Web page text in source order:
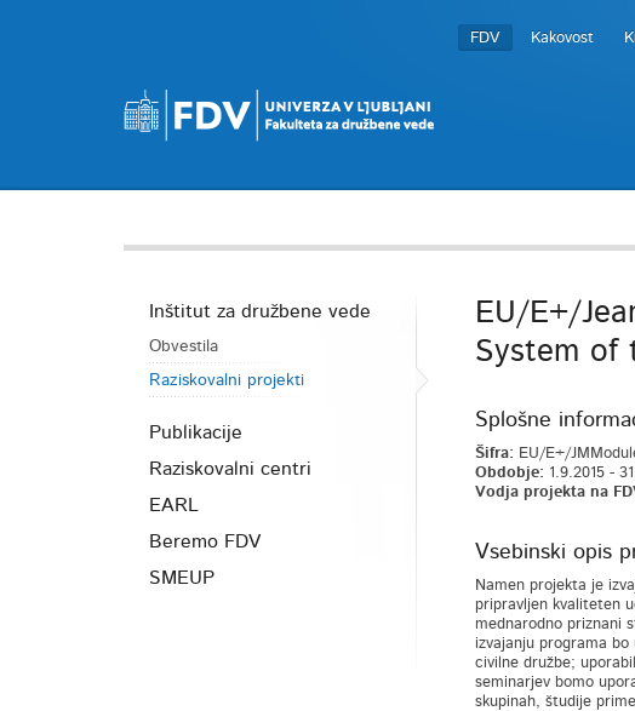
FDV Kakovost
Inštitut za družbene vede
Obvestila
Raziskovalni projekti
Publikacije
Raziskovalni centri
EARL
Beremo FDV
SMEUP
EU/E+/
System of
Splošne
Šifra: EU/E+/
Obdobje: 1.9.2015 -
Vodja projekta na
Vsebinski opis
Namen projekta je
pripravljen kvaliteten
mednarodno priznani
izvajanju programa
civilne družbe;
seminarjev bomo
skupinah, študije